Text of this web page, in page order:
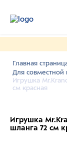
Главная
Для совместной
Игрушка
см красная
Игрушка
шланга 72 см